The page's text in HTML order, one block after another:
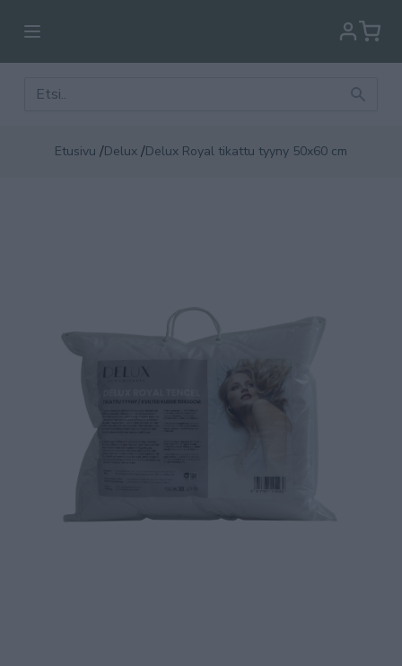
Etusivu /Delux /Delux Royal tikattu tyyny 50x60 cm